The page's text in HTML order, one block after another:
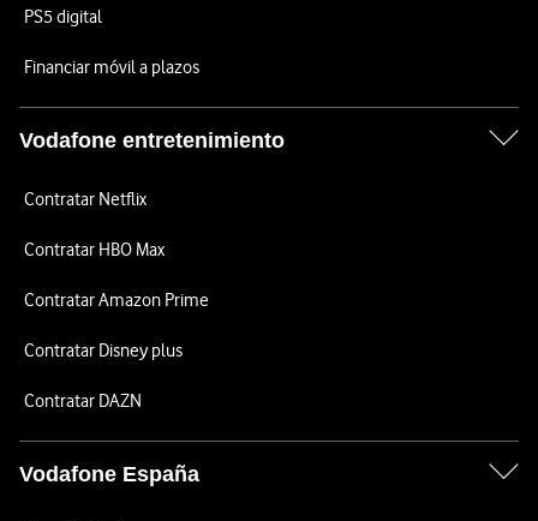
PS5 digital
Financiar móvil a plazos
Vodafone entretenimiento
Contratar Netflix
Contratar HBO Max
Contratar Amazon Prime
Contratar Disney plus
Contratar DAZN
Vodafone España